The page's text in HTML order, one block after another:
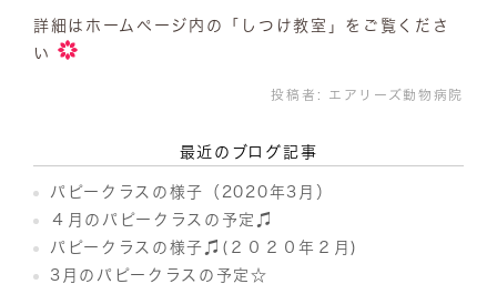
詳細はホームページ内の「しつけ教室」をご覧くださ
い
投稿者: エアリーズ動物病院
最近のブログ記事
パピークラスの様子（2020年3月）
４月のパピークラスの予定♫
パピークラスの様子♫(２０２０年２月)
3月のパピークラスの予定☆